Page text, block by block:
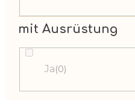
mit Ausrüstung
Ja 0